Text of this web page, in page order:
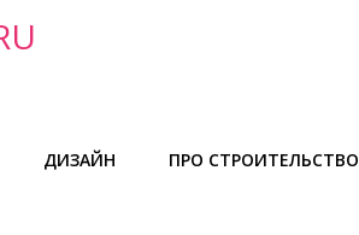
ДИЗАЙН ПРО СТРОИТЕЛЬСТВО